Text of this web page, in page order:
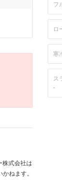
株式会社は
ねます。
フ
ロ
寒
ス
-